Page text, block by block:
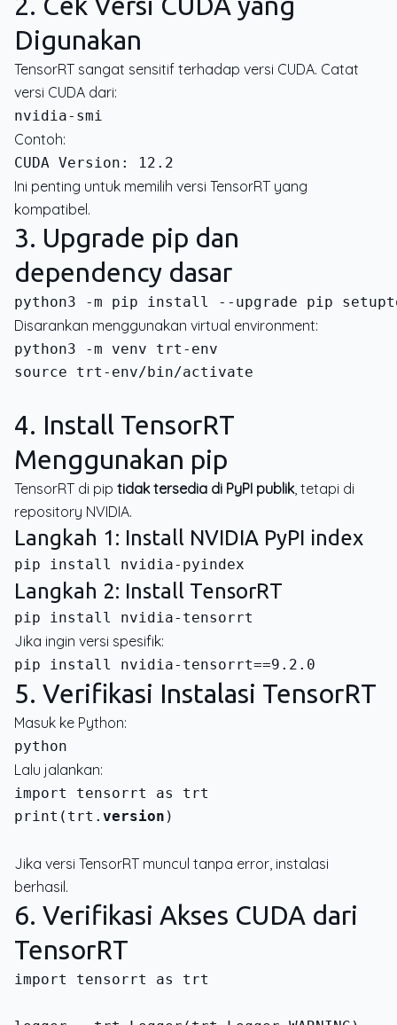
Digunakan
TensorRT sangat sensitif terhadap versi CUDA. Catat
versi CUDA dari:
Contoh:
Ini penting untuk memilih versi TensorRT yang
kompatibel.
3. Upgrade pip dan
dependency dasar
Disarankan menggunakan virtual environment:
source trt-env/bin/activate
4. Install TensorRT
Menggunakan pip
TensorRT di pip tidak tersedia di PyPI publik, tetapi di
repository NVIDIA.
Langkah 1: Install NVIDIA PyPI index
Langkah 2: Install TensorRT
Jika ingin versi spesifik:
5. Verifikasi Instalasi TensorRT
Masuk ke Python:
Lalu jalankan:
print(trt. version )
Jika versi TensorRT muncul tanpa error, instalasi
berhasil.
6. Verifikasi Akses CUDA dari
TensorRT
import tensorrt as trt